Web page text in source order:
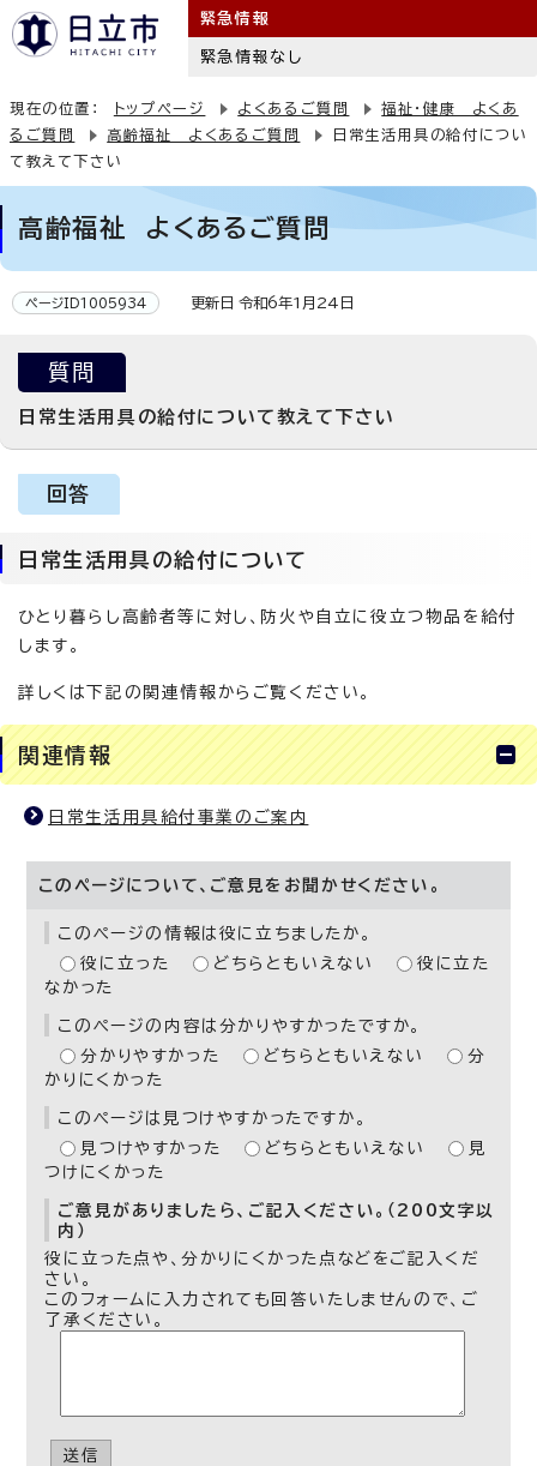
緊急情報
緊急情報なし
現在の位置： トップページ よくあるご質問
福祉・健康 よくあ
るご質問
高齢福祉 よくあるご質問
日常生活用具の給付につい
て教えて下さい
高齢福祉 よくあるご質問
ページID1005934 更新日 令和6年1月24日
質問
日常生活用具の給付について教えて下さい
回答
日常生活用具の給付について
ひとり暮らし高齢者等に対し、防火や自立に役立つ物品を給付
します。
詳しくは下記の関連情報からご覧ください。
関連情報
日常生活用具給付事業のご案内
このページについて、ご意見をお聞かせください。
このページの情報は役に立ちましたか。
役に立った
どちらともいえない
役に立た
なかった
このページの内容は分かりやすかったですか。
分かりやすかった
どちらともいえない
分
かりにくかった
このページは見つけやすかったですか。
見つけやすかった
どちらともいえない
見
つけにくかった
ご意見がありましたら、ご記入ください。（200文字以
内）
役に立った点や、分かりにくかった点などをご記入くだ
さい。
このフォームに入力されても回答いたしませんので、ご
了承ください。
送信